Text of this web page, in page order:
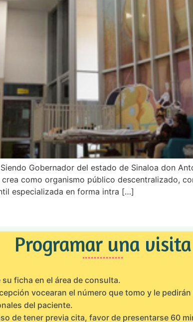
Gobernador del estado de Sinaloa don
como organismo público descentralizado,
especializada en forma intra […]
Programar una visita
su ficha en el área de consulta.
vocearan el número que tomo y le
del paciente.
de tener previa cita, favor de presentarse 60